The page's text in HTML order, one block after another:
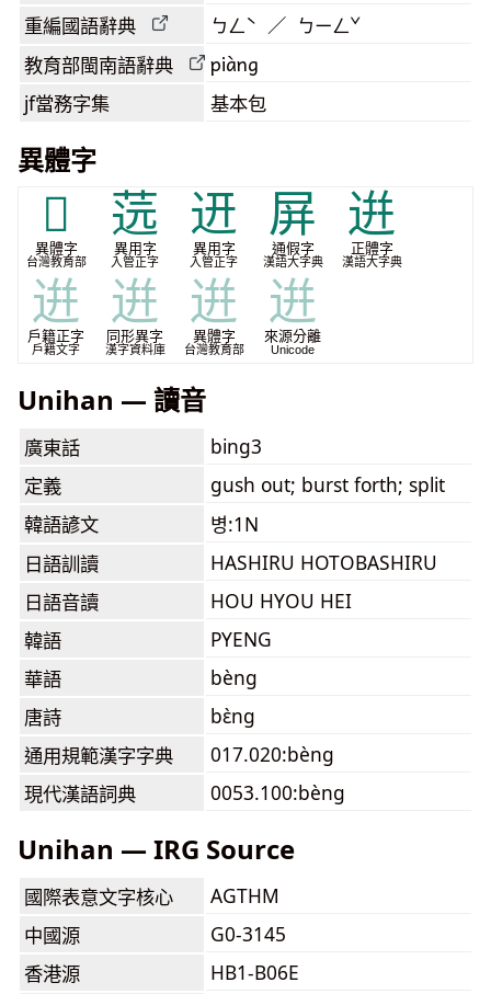
重編國語辭典 ㄅㄥˋ ／ ㄅㄧㄥˇ
教育部閩南語辭典 piàng
jf當務字集 基本包
異體字
𨔧
異體字
台灣教育部
䓕
異用字
入管正字
䢎
異用字
入管正字
屏
通假字
漢語大字典
逬
正體字
漢語大字典
逬
戶籍正字
戶籍文字
逬
同形異字
漢字資料庫
逬
異體字
台灣教育部
逬
來源分離
Unicode
Unihan — 讀音
廣東話
bing3
定義
gush out; burst forth; split
韓語諺文
병:1N
日語訓讀
HASHIRU HOTOBASHIRU
日語音讀
HOU HYOU HEI
韓語
PYENG
華語
bèng
唐詩
bɛ̀ng
通用規範漢字字典
017.020:bèng
現代漢語詞典
0053.100:bèng
Unihan — IRG Source
國際表意文字核心
AGTHM
中國源
G0-3145
香港源
HB1-B06E